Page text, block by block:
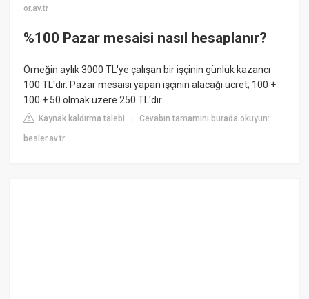
or.av.tr
%100 Pazar mesaisi nasıl hesaplanır?
Örneğin aylık 3000 TL'ye çalışan bir işçinin günlük kazancı
100 TL'dir. Pazar mesaisi yapan işçinin alacağı ücret; 100 +
100 + 50 olmak üzere 250 TL'dir.
Kaynak kaldırma talebi |Cevabın tamamını burada okuyun:
besler.av.tr